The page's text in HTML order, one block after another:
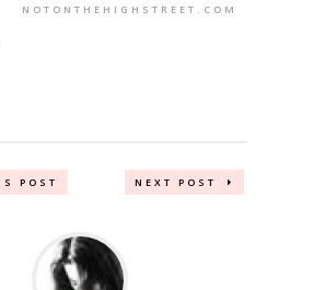
NOTONTHEHIGHSTREET.COM
POST NEXT POST